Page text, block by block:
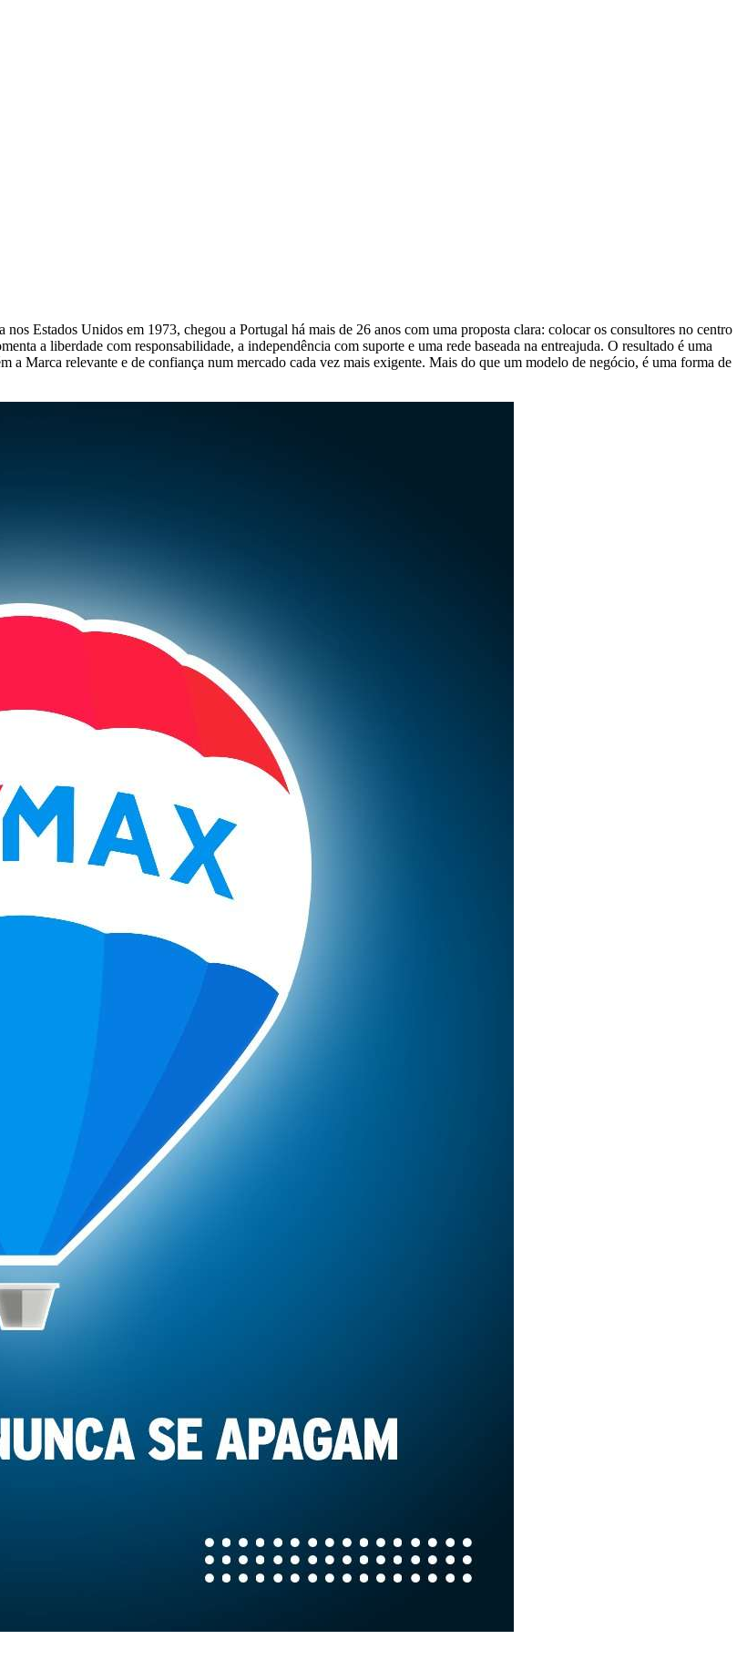
Estados Unidos em 1973, chegou a Portugal há mais de 26 anos com uma proposta clara: colocar os consultores no centro
a liberdade com responsabilidade, a independência com suporte e uma rede baseada na entreajuda. O resultado é uma
a Marca relevante e de confiança num mercado cada vez mais exigente. Mais do que um modelo de negócio, é uma forma de